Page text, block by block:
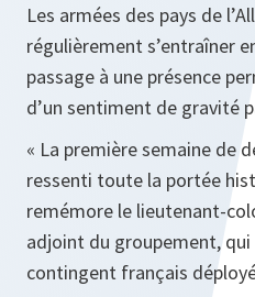
Les armées des pays de
régulièrement s’entraîner
passage à une présence
d’un sentiment de gravité
« La première semaine de
ressenti toute la portée
remémore le lieutenant-
adjoint du groupement,
contingent français